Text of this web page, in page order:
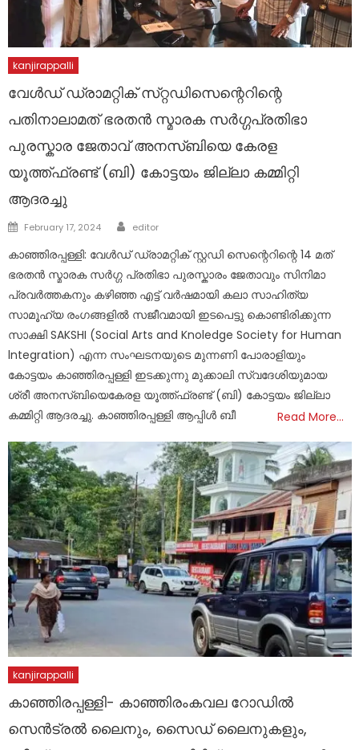
kanjirappalli
വേൾഡ് ഡ്രാമറ്റിക് സ്‌റ്റഡിസെന്റെറിന്റെ
പതിനാലാമത് ഭരതൻ സ്മാരക സർഗ്ഗപ്രതിഭാ
പുരസ്കാര ജേതാവ് അനസ്ബിയെ കേരള
യൂത്ത്ഫ്രണ്ട് (ബി) കോട്ടയം ജില്ലാ കമ്മിറ്റി
ആദരച്ചു
Posted
February 17, 2024 Author
editor
കാഞ്ഞിരപ്പള്ളി: വേൾഡ് ഡ്രാമറ്റിക് സ്റ്റഡി സെന്റെറിന്റെ 14 മത്
ഭരതൻ സ്മാരക സർഗ്ഗ പ്രതിഭാ പുരസ്കാരം ജേതാവും സിനിമാ
പ്രവർത്തകനും കഴിഞ്ഞ എട്ട് വർഷമായി കലാ സാഹിത്യ
സാമൂഹ്യ രംഗങ്ങളിൽ സജീവമായി ഇടപെട്ടു കൊണ്ടിരിക്കുന്ന
സാക്ഷി SAKSHI (Social Arts and Knoledge Society for Human
lntegration) എന്ന സംഘടനയുടെ മുന്നണി പോരാളിയും
കോട്ടയം കാഞ്ഞിരപ്പള്ളി ഇടക്കുന്നു മുക്കാലി സ്വദേശിയുമായ
ശ്രീ അനസ്ബിയെകേരള യൂത്ത്ഫ്രണ്ട് (ബി) കോട്ടയം ജില്ലാ
കമ്മിറ്റി ആദരച്ചു. കാഞ്ഞിരപ്പള്ളി ആപ്പിൾ ബീ
Read More…
kanjirappalli
കാഞ്ഞിരപ്പള്ളി- കാഞ്ഞിരംകവല റോഡിൽ
സെൻട്രൽ ലൈനും, സൈഡ് ലൈനുകളും,